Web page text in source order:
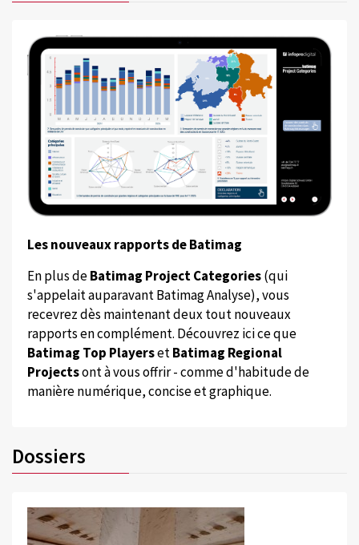
Les nouveaux rapports de Batimag
En plus deBatimag Project Categories(qui
s'appelait auparavant Batimag Analyse), vous
recevrez dès maintenant deux tout nouveaux
rapports en complément. Découvrez ici ce que
Batimag Top PlayersetBatimag Regional
Projectsont à vous offrir - comme d'habitude de
manière numérique, concise et graphique.
Dossiers